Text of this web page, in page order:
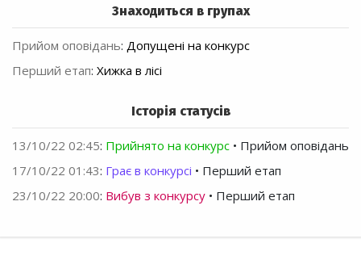
Знаходиться в групах
Прийом оповідань: Допущені на конкурс
Перший етап: Хижка в лісі
Історія статусів
13/10/22 02:45: Прийнято на конкурс • Прийом оповідань
17/10/22 01:43: Грає в конкурсі • Перший етап
23/10/22 20:00: Вибув з конкурсу • Перший етап